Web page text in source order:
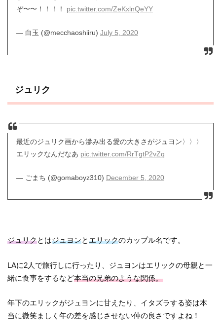
ぞ〜〜！！！！ pic.twitter.com/ZeKxlnQeYY
— 白玉 (@mecchaoshiiru) July 5, 2020
ジュリク
最近のジュリク画から滲み出る愛の大きさがジュヨン〉〉〉
エリックなんだなあ pic.twitter.com/RrTgtP2vZq
— ごまち (@gomaboyz310) December 5, 2020
ジュリクとはジュヨンとエリックのカップル名です。
LAに2人で旅行しに行ったり、ジュヨンはエリックの母親と一
緒に食事をするなど本当の兄弟のような関係。
年下のエリックがジュヨンに甘えたり、イタズラする姿は本
当に微笑ましく年の差を感じさせない仲の良さですよね！